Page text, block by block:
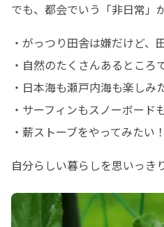
でも、都会でいう「非日常」
・がっつり田舎は嫌だけど、
・自然のたくさんあるところ
・日本海も瀬戸内海も楽しみ
・サーフィンもスノーボード
・薪ストーブをやってみたい！
自分らしい暮らしを思いっき